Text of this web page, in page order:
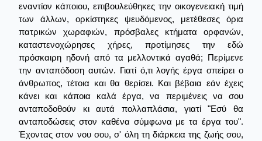
εναντίον κάποιου, επιβουλεύθηκες την οικογενειακή τιμή
των άλλων, ορκίστηκες ψευδόμενος, μετέθεσες όρια
πατρικών χωραφιών, πρόσβαλες κτήματα ορφανών,
καταστενοχώρησες χήρες, προτίμησες την εδώ
πρόσκαιρη ηδονή από τα μελλοντικά αγαθά; Περίμενε
την ανταπόδοση αυτών. Γιατί ό,τι λογής έργα σπείρει ο
άνθρωπος, τέτοια και θα θερίσει. Και βέβαια εάν έχεις
κάνει και κάποια καλά έργα, να περιμένεις να σου
ανταποδοθούν κι αυτά πολλαπλάσια, γιατί "Εσύ θα
ανταποδώσεις στον καθένα σύμφωνα με τα έργα του".
Έχοντας στον νου σου, σ' όλη τη διάρκεια της ζωής σου,